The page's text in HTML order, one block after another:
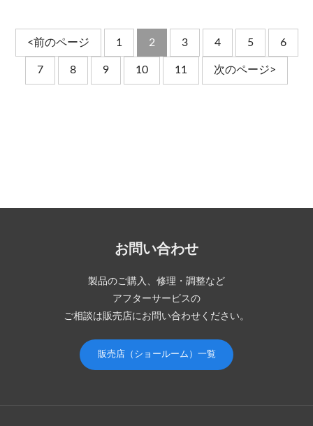
<前のページ 1 2 3 4 5 6
7 8 9 10 11 次のページ>
お問い合わせ
製品のご購入、修理・調整など
アフターサービスの
ご相談は販売店にお問い合わせください。
販売店（ショールーム）一覧